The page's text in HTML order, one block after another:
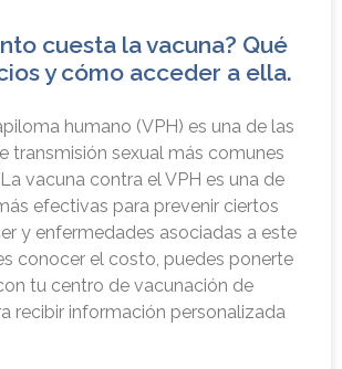
cuesta la vacuna? Qué
y cómo acceder a ella.
humano (VPH) es una de las
transmisión sexual más comunes
vacuna contra el VPH es una de
efectivas para prevenir ciertos
y enfermedades asociadas a este
conocer el costo, puedes ponerte
tu centro de vacunación de
recibir información personalizada